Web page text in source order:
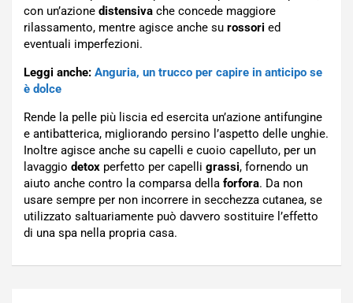
con un’azione distensiva che concede maggiore
rilassamento, mentre agisce anche su rossori ed
eventuali imperfezioni.
Leggi anche: Anguria, un trucco per capire in anticipo se
è dolce
Rende la pelle più liscia ed esercita un’azione antifungine
e antibatterica, migliorando persino l’aspetto delle unghie.
Inoltre agisce anche su capelli e cuoio capelluto, per un
lavaggio detox perfetto per capelli grassi, fornendo un
aiuto anche contro la comparsa della forfora. Da non
usare sempre per non incorrere in secchezza cutanea, se
utilizzato saltuariamente può davvero sostituire l’effetto
di una spa nella propria casa.